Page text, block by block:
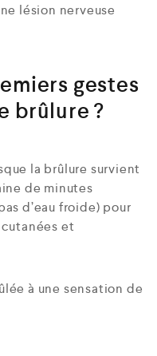
lésion nerveuse
gestes
brûlure ?
la brûlure survient
de minutes
d’eau froide) pour
et
à une sensation de